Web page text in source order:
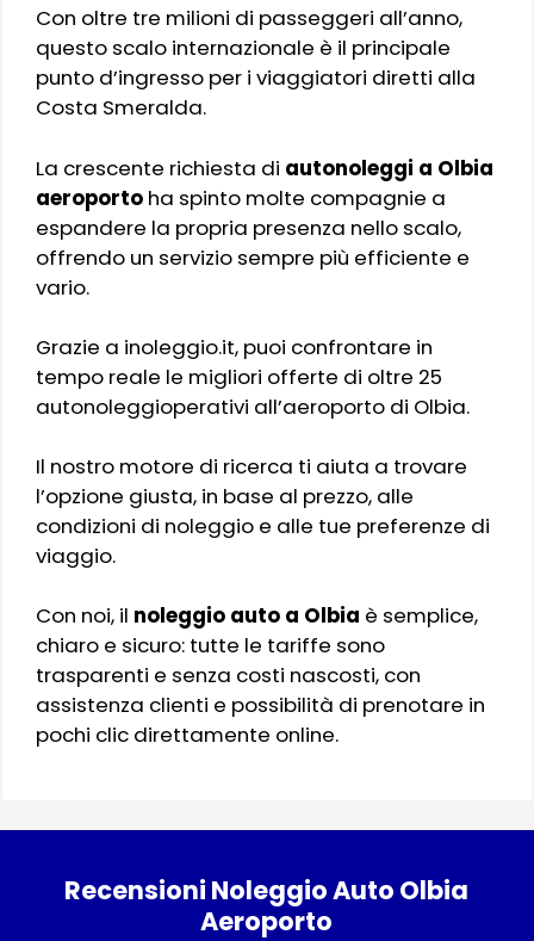
Con oltre tre milioni di passeggeri all’anno,
questo scalo internazionale è il principale
punto d’ingresso per i viaggiatori diretti alla
Costa Smeralda.
La crescente richiesta di autonoleggi a Olbia
aeroporto ha spinto molte compagnie a
espandere la propria presenza nello scalo,
offrendo un servizio sempre più efficiente e
vario.
Grazie a inoleggio.it, puoi confrontare in
tempo reale le migliori offerte di oltre 25
autonoleggioperativi all’aeroporto di Olbia.
Il nostro motore di ricerca ti aiuta a trovare
l’opzione giusta, in base al prezzo, alle
condizioni di noleggio e alle tue preferenze di
viaggio.
Con noi, il noleggio auto a Olbia è semplice,
chiaro e sicuro: tutte le tariffe sono
trasparenti e senza costi nascosti, con
assistenza clienti e possibilità di prenotare in
pochi clic direttamente online.
Recensioni Noleggio Auto Olbia
Aeroporto